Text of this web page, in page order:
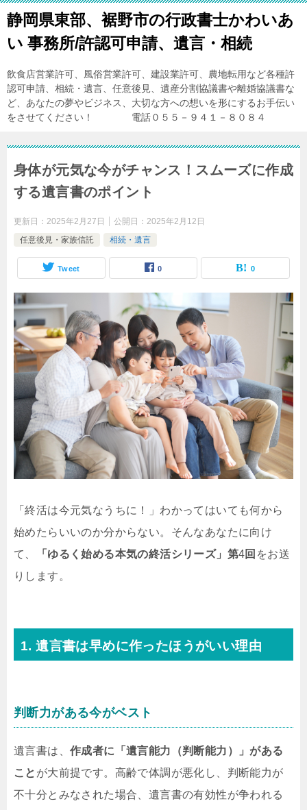
静岡県東部、裾野市の行政書士かわいあ
い 事務所/許認可申請、遺言・相続
飲食店営業許可、風俗営業許可、建設業許可、農地転用など各種許
認可申請、相続・遺言、任意後見、遺産分割協議書や離婚協議書な
ど、あなたの夢やビジネス、大切な方への想いを形にするお手伝い
をさせてください！ 電話０５５－９４１－８０８４
身体が元気な今がチャンス！スムーズに作成
する遺言書のポイント
更新日： 2025年2月27日 公開日： 2025年2月12日
任意後見・家族信託
相続・遺言
Tweet 0 0
「終活は今元気なうちに！」わかってはいても何から
始めたらいいのか分からない。そんなあなたに向け
て、
「ゆるく始める本気の終活シリーズ」第4回 をお送
りします。
1. 遺言書は早めに作ったほうがいい理由
判断力がある今がベスト
遺言書は、 作成者に「遺言能力（判断能力）」がある
こと が大前提です。高齢で体調が悪化し、判断能力が
不十分とみなされた場合、遺言書の有効性が争われる